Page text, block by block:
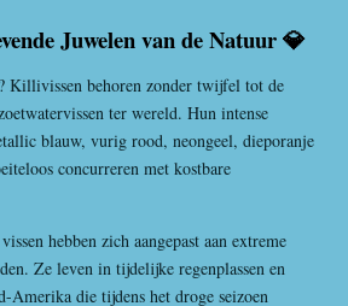
Juwelen van de Natuur 💎
Killivissen behoren zonder twijfel tot de
ter wereld. Hun intense
blauw, vurig rood, neongeel, dieporanje
concurreren met kostbare
hebben zich aangepast aan extreme
Ze leven in tijdelijke regenplassen en
die tijdens het droge seizoen